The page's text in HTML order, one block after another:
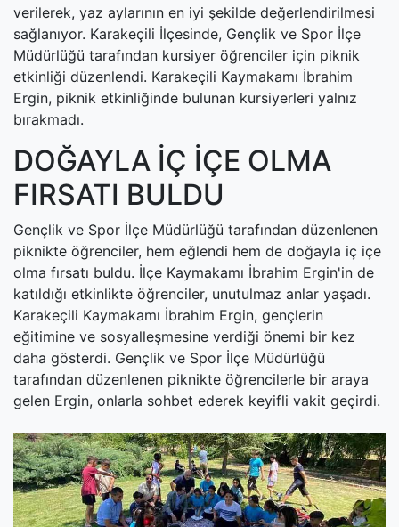
verilerek, yaz aylarının en iyi şekilde değerlendirilmesi
sağlanıyor. Karakeçili İlçesinde, Gençlik ve Spor İlçe
Müdürlüğü tarafından kursiyer öğrenciler için piknik
etkinliği düzenlendi. Karakeçili Kaymakamı İbrahim
Ergin, piknik etkinliğinde bulunan kursiyerleri yalnız
bırakmadı.
DOĞAYLA İÇ İÇE OLMA
FIRSATI BULDU
Gençlik ve Spor İlçe Müdürlüğü tarafından düzenlenen
piknikte öğrenciler, hem eğlendi hem de doğayla iç içe
olma fırsatı buldu. İlçe Kaymakamı İbrahim Ergin'in de
katıldığı etkinlikte öğrenciler, unutulmaz anlar yaşadı.
Karakeçili Kaymakamı İbrahim Ergin, gençlerin
eğitimine ve sosyalleşmesine verdiği önemi bir kez
daha gösterdi. Gençlik ve Spor İlçe Müdürlüğü
tarafından düzenlenen piknikte öğrencilerle bir araya
gelen Ergin, onlarla sohbet ederek keyifli vakit geçirdi.